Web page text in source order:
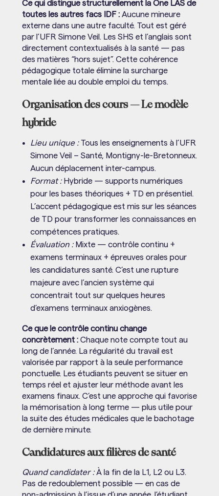
Ce qui distingue structurellement la One LAS de
toutes les autres facs IDF :Aucune mineure
externe dans une autre faculté. Tout est géré
par l’UFR Simone Veil. Les SHS et l’anglais sont
directement contextualisés à la santé — pas
des matières “hors sujet”. Cette cohérence
pédagogique totale élimine la surcharge
mentale liée au double emploi du temps.
Organisation des cours — Le modèle
hybride
Lieu unique :Tous les enseignements à l’UFR
Simone Veil – Santé, Montigny-le-Bretonneux.
Aucun déplacement inter-campus.
Format :Hybride — supports numériques
pour les bases théoriques + TD en présentiel.
L’accent pédagogique est mis sur les séances
de TD pour transformer les connaissances en
compétences pratiques.
Évaluation :Mixte — contrôle continu +
examens terminaux + épreuves orales pour
les candidatures santé. C’est une rupture
majeure avec l’ancien système qui
concentrait tout sur quelques heures
d’examens terminaux anxiogènes.
Ce que le contrôle continu change
concrètement :Chaque note compte tout au
long de l’année. La régularité du travail est
valorisée par rapport à la seule performance
ponctuelle. Les étudiants peuvent se situer en
temps réel et ajuster leur méthode avant les
examens finaux. C’est une approche qui favorise
la mémorisation à long terme — plus utile pour
la suite des études médicales que le bachotage
de dernière minute.
Candidatures aux filières de santé
Quand candidater :À la fin de la L1, L2 ou L3.
Pas de redoublement possible — en cas de